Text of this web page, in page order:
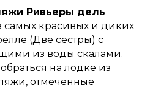
Ривьеры дель
самых красивых и диких
(Две сёстры) с
из воды скалами.
на лодке из
отмеченные